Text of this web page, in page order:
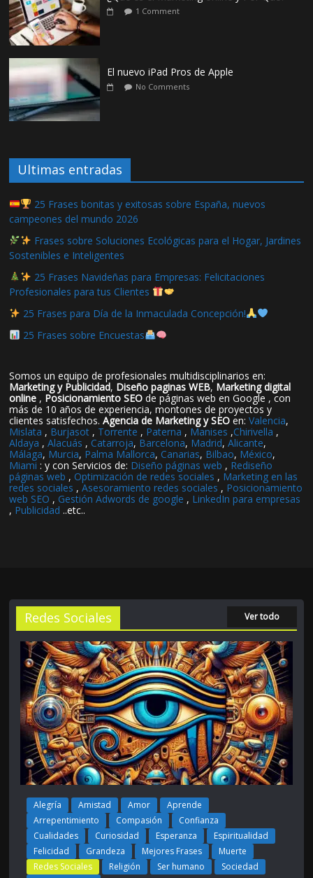
1 Comment
El nuevo iPad Pros de Apple
No Comments
Ultimas entradas
25 Frases bonitas y exitosas sobre España, nuevos
campeones del mundo 2026
Frases sobre Soluciones Ecológicas para el Hogar, Jardines
Sostenibles e Inteligentes
25 Frases Navideñas para Empresas: Felicitaciones
Profesionales para tus Clientes
25 Frases para Día de la Inmaculada Concepción!
25 Frases sobre Encuestas
Somos un equipo de profesionales multidisciplinarios en:
Marketing y Publicidad, Diseño paginas WEB, Marketing digital
online , Posicionamiento SEO de páginas web en Google , con
más de 10 años de experiencia, montones de proyectos y
clientes satisfechos.Agencia de Marketing y SEO en:Valencia,
Mislata , Burjasot , Torrente , Paterna , Manises ,Chirivella ,
Aldaya ,Alacuás , Catarroja, Barcelona, Madrid,Alicante,
Málaga, Murcia, Palma Mallorca, Canarias, Bilbao, México,
Miami : y con Servicios de: Diseño páginas web , Rediseño
páginas web , Optimización de redes sociales , Marketing en las
redes sociales ,Asesoramiento redes sociales , Posicionamiento
web SEO , Gestión Adwords de google , LinkedIn para empresas
, Publicidad ..etc..
Redes Sociales Ver todo
Alegría Amistad Amor
Aprende
Arrepentimiento
Compasión
Confianza
Cualidades
Curiosidad Esperanza
Espiritualidad
Felicidad
Grandeza Mejores Frases
Muerte
Redes Sociales
Religión Ser humano
Sociedad